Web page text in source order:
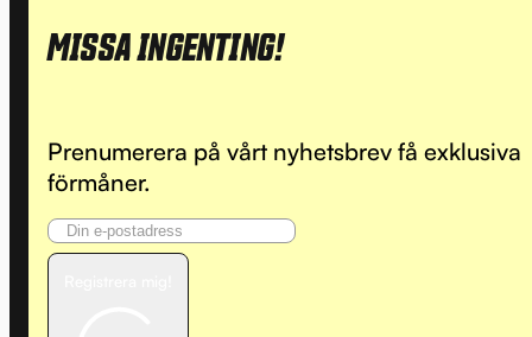
MISSA INGENTING!
Prenumerera på vårt nyhetsbrev få exklusiva
förmåner.